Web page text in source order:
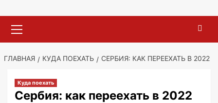
меню
ГЛАВНАЯ КУДА ПОЕХАТЬ СЕРБИЯ: КАК ПЕРЕЕХАТЬ В 2022
Куда поехать
Сербия: как переехать в 2022